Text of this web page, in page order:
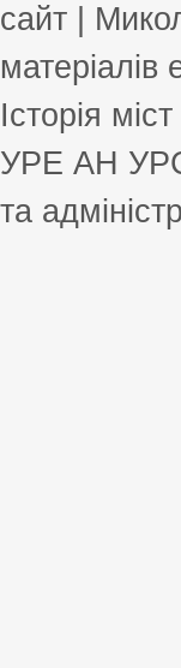
сайт |
матеріалів
Історія
УРЕ АН
та